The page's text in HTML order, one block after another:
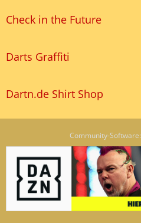
Check in the Future
Darts Graffiti
Dartn.de Shirt Shop
Community-Software: